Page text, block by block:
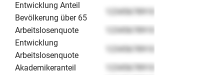
Entwicklung Anteil
Bevölkerung über 65
12345678910
Arbeitslosenquote
12345678910
Entwicklung
Arbeitslosenquote
12345678910
Akademikeranteil
12345678910